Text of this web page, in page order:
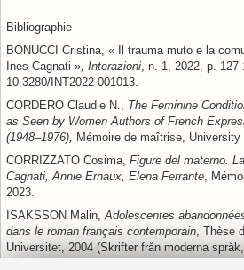
Bibliographie
BONUCCI Cristina, « Il trauma muto e la
Ines Cagnati », Interazioni, n. 1, 2022, p.
10.3280/INT2022-001013.
CORDERO Claudie N., The Feminine
as Seen by Women Authors of French
(1948–1976), Mémoire de maîtrise,
CORRIZZATO Cosima, Figure del materno.
Cagnati, Annie Ernaux, Elena Ferrante ,
2023.
ISAKSSON Malin, Adolescentes
dans le roman français contemporain , Thèse
Universitet, 2004 (Skrifter från moderna språk,